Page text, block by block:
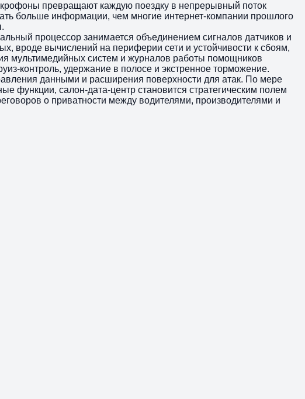
превращают каждую поездку в непрерывный поток
больше информации, чем многие интернет‑компании прошлого
процессор занимается объединением сигналов датчиков и
вроде вычислений на периферии сети и устойчивости к сбоям,
мультимедийных систем и журналов работы помощников
удержание в полосе и экстренное торможение.
данными и расширения поверхности для атак. По мере
функции, салон‑дата‑центр становится стратегическим полем
о приватности между водителями, производителями и